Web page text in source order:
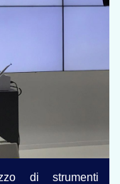
di strumenti